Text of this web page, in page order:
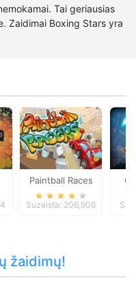
Tai geriausias
Zaidimai Boxing Stars yra
Paintball Races
Suzaista: 206,906
žaidimų!